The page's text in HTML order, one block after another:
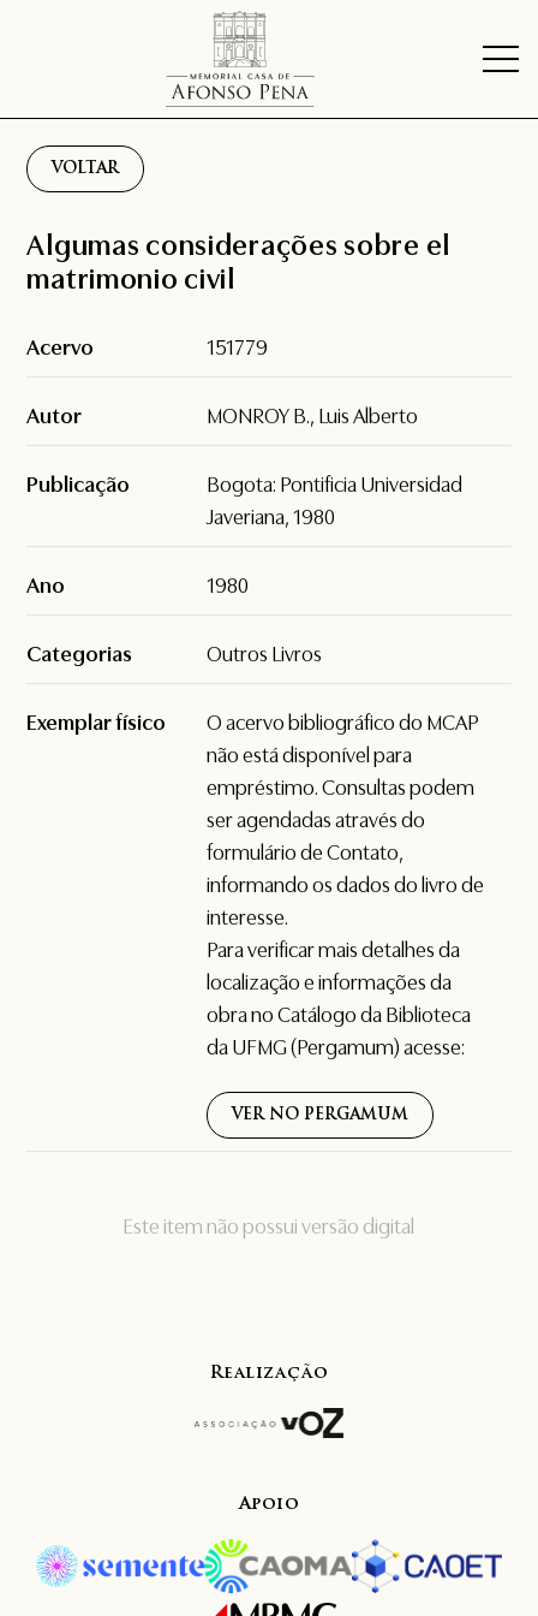
VOLTAR
Este item não possui versão digital
Algumas considerações sobre el
matrimonio civil
Acervo 151779
Autor MONROY B., Luis Alberto
Publicação
Bogota: Pontificia Universidad
Javeriana, 1980
Ano 1980
Categorias Outros Livros
Exemplar físico
O acervo bibliográfico do MCAP
não está disponível para
empréstimo. Consultas podem
ser agendadas através do
formulário deContato,
informando os dados do livro de
interesse.
Para verificar mais detalhes da
localização e informações da
obra no Catálogo da Biblioteca
da UFMG (Pergamum) acesse:
VER NO PERGAMUM
Realização
Apoio